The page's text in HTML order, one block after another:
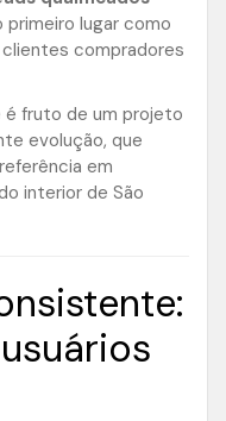
primeiro lugar como
compradores
é fruto de um projeto
evolução, que
em
interior de São